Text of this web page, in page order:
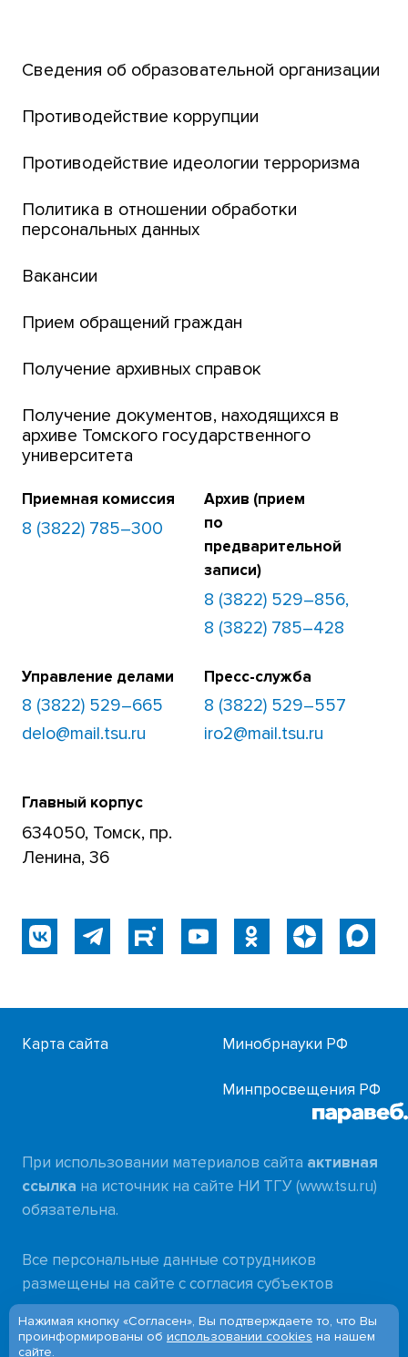
Парк социогуманитарных технологий ТГУ
Английский для всех
ТГУ
Интернет-лицей
Открытые онлайн-курсы (MOOCs)
Платежи онлайн
Банк инициатив по развитию университета
Сведения об образовательной организации
Противодействие коррупции
Противодействие идеологии терроризма
Политика в отношении обработки
персональных данных
Вакансии
Прием обращений граждан
Получение архивных справок
Получение документов, находящихся в
архиве Томского государственного
университета
Приемная комиссия
8 (3822) 785–300
Архив (прием
по
предварительной
записи)
8 (3822) 529–856,
8 (3822) 785–428
Управление делами
8 (3822) 529–665
delo@mail.tsu.ru
Пресс-служба
8 (3822) 529–557
iro2@mail.tsu.ru
Главный корпус
634050, Томск, пр.
Ленина, 36
Карта сайта Минобрнауки РФ
Минпросвещения РФ
При использовании материалов сайта активная
ссылка на источник на сайте НИ ТГУ (www.tsu.ru)
обязательна.
Все персональные данные сотрудников
размещены на сайте с согласия субъектов
персональных данных в соответствии с
требованиями
Нажимая кнопку «Согласен», Вы подтверждаете то, что Вы
проинформированы об использовании cookies на нашем
сайте.